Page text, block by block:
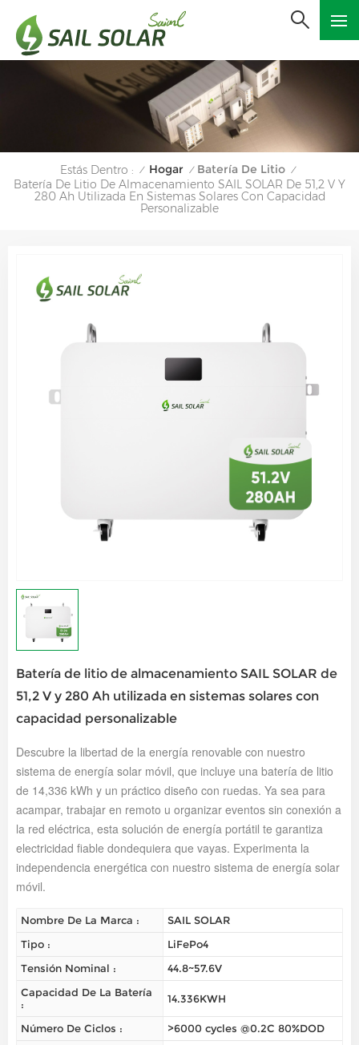
Estás Dentro : / Hogar / Batería De Litio /
Batería De Litio De Almacenamiento SAIL SOLAR De 51,2 V Y
280 Ah Utilizada En Sistemas Solares Con Capacidad
Personalizable
Batería de litio de almacenamiento SAIL SOLAR de
51,2 V y 280 Ah utilizada en sistemas solares con
capacidad personalizable
Descubre la libertad de la energía renovable con nuestro
sistema de energía solar móvil, que incluye una batería de litio
de 14,336 kWh y un práctico diseño con ruedas. Ya sea para
acampar, trabajar en remoto u organizar eventos sin conexión a
la red eléctrica, esta solución de energía portátil te garantiza
electricidad fiable dondequiera que vayas. Experimenta la
independencia energética con nuestro sistema de energía solar
móvil.
Nombre De La Marca :
SAIL SOLAR
Tipo :
LiFePo4
Tensión Nominal :
44.8~57.6V
Capacidad De La Batería
:
14.336KWH
Número De Ciclos :
>6000 cycles @0.2C 80%DOD